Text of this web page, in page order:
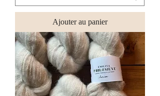
Ajouter au panier